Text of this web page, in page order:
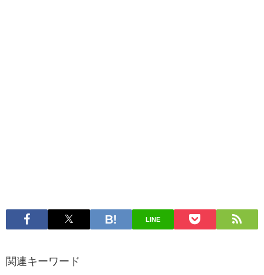
LINE
関連キーワード